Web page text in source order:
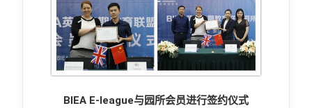
BIEA E-league与园所会员进行签约仪式